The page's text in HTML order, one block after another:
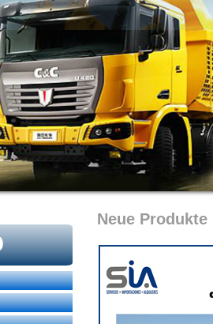
Neue Produkte